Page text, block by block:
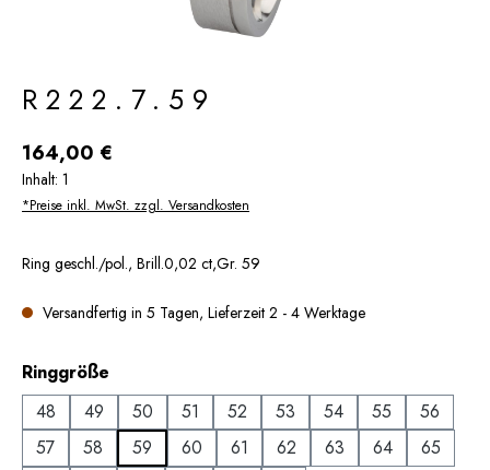
R222.7.59
Regulärer Preis:
164,00 €
Inhalt: 1
*Preise inkl. MwSt. zzgl. Versandkosten
Ring geschl./pol., Brill.0,02 ct,Gr. 59
Versandfertig in 5 Tagen, Lieferzeit 2 - 4 Werktage
Ringgröße
48
49 50 51 52 53 54 55
56
57
58 59 60 61 62 63 64
65